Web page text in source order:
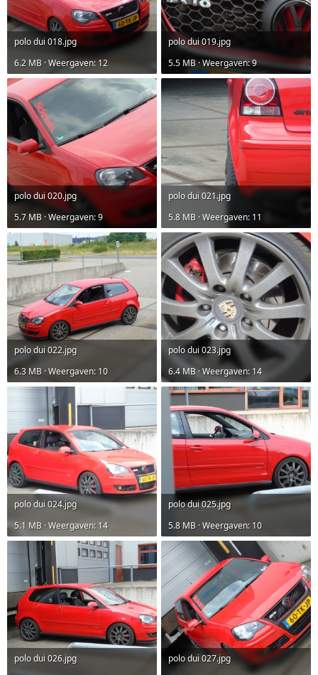
polo dui 018.jpg
6.2 MB · Weergaven: 12
polo dui 019.jpg
5.5 MB · Weergaven: 9
polo dui 020.jpg
5.7 MB · Weergaven: 9
polo dui 021.jpg
5.8 MB · Weergaven: 11
polo dui 022.jpg
6.3 MB · Weergaven: 10
polo dui 023.jpg
6.4 MB · Weergaven: 14
polo dui 024.jpg
5.1 MB · Weergaven: 14
polo dui 025.jpg
5.8 MB · Weergaven: 10
polo dui 026.jpg
polo dui 027.jpg